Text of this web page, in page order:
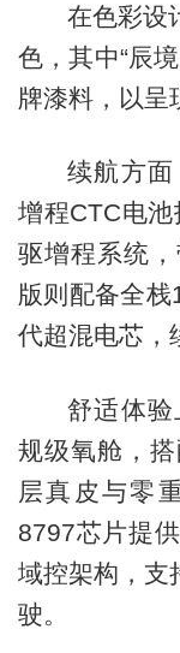
在色彩设
色，其中“辰
牌漆料，以呈
续航方面
增程CTC电
驱增程系统
版则配备全
代超混电芯，
舒适体
规级氧舱，
层真皮与零
8797芯片提
域控架构，支
驶。